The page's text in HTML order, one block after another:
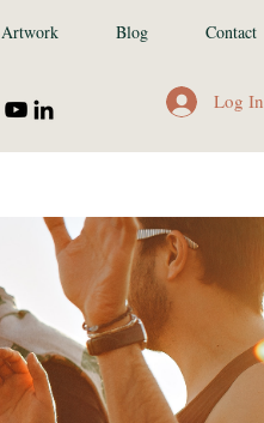
Artwork Blog Contact
Log In